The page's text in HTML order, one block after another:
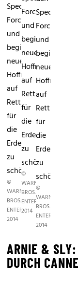
Special
Forces
und
beginnt,
neue
Hoffnung
auf
Rettung
für
die
Erde
zu
schöpfen.
©
WARNER
BROS.
ENTERTAINMENT
2014
Forces
und
beginnt,
neue
Hoffnung
auf
Rettung
für
die
Erde
zu
schöpfen.
©
WARNER
BROS.
ENTERTAINMENT
2014
Special
Forces
und
beginnt,
neue
Hoffnung
auf
Rettung
für
die
Erde
zu
schöpfen.
©
WARNER
BROS.
ENTERTAINMENT
2014
ARNIE & SLY:
DURCH